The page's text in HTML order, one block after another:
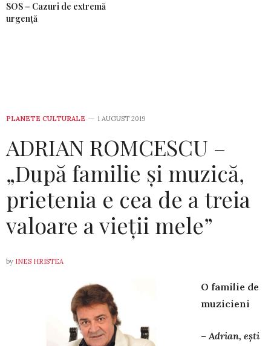
SOS – Cazuri de extremă
urgență
PLANETE CULTURALE 1 AUGUST 2019
ADRIAN ROMCESCU –
„După familie și muzică,
prietenia e cea de a treia
valoare a vieții mele”
by INES HRISTEA
O familie de
muzicieni
–Adrian, eşti